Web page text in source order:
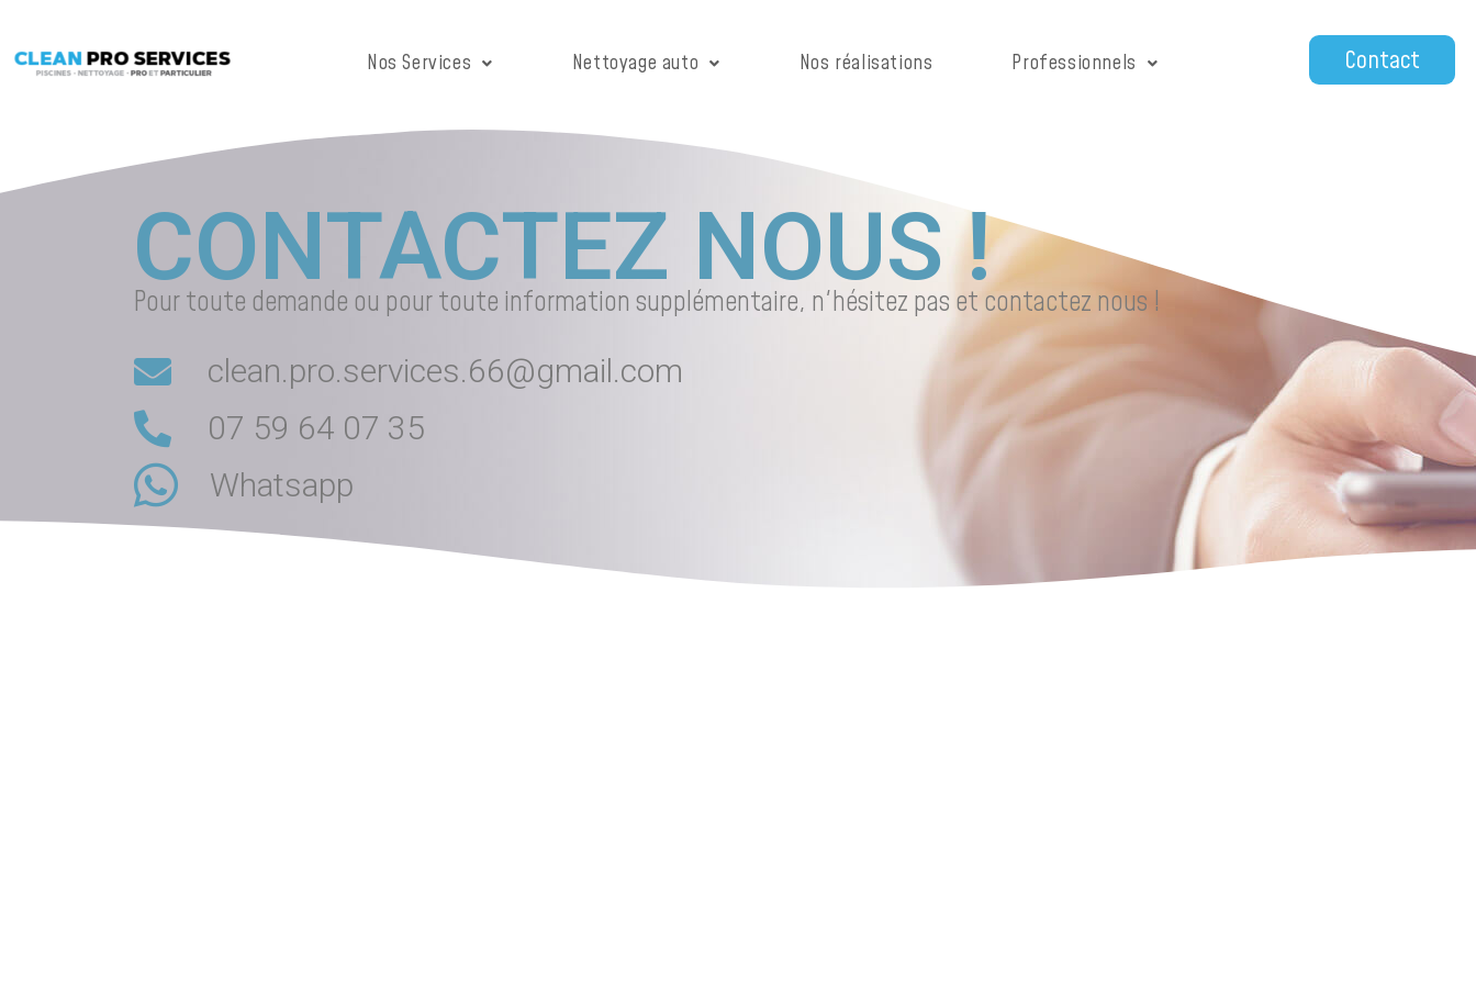
Nos Services Nettoyage auto Nos réalisations Professionnels Contact
CONTACTEZ NOUS !
Pour toute demande ou pour toute information supplémentaire, n'hésitez pas et contactez nous !
clean.pro.services.66@gmail.com
07 59 64 07 35
Whatsapp